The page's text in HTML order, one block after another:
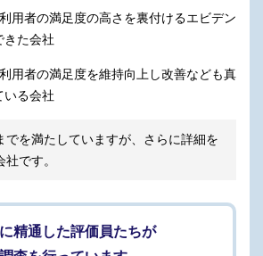
用者の満足度の高さを裏付けるエビデン
きた会社
用者の満足度を維持向上し改善なども真
いる会社
でを満たしていますが、さらに詳細を
です。
精通した評価員たちが